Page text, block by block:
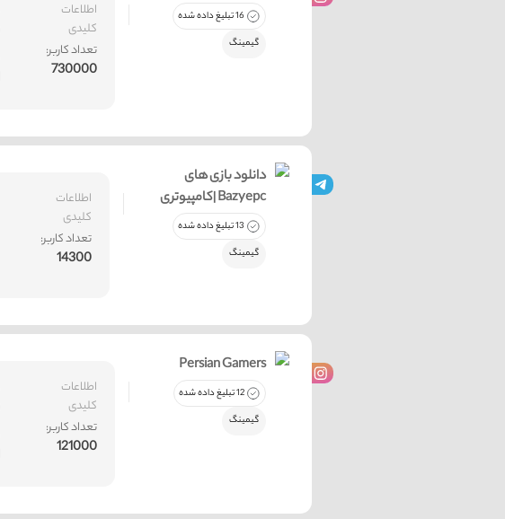
اطلاعات
کلیدی
تعداد کاربر:
730000
16 تبلیغ داده شده
گیمینگ
اطلاعات
کلیدی
تعداد کاربر:
14300
دانلود بازی های
کامپیوتری| Bazyepc
13 تبلیغ داده شده
گیمینگ
اطلاعات
کلیدی
تعداد کاربر:
121000
Persian Gamers
12 تبلیغ داده شده
گیمینگ